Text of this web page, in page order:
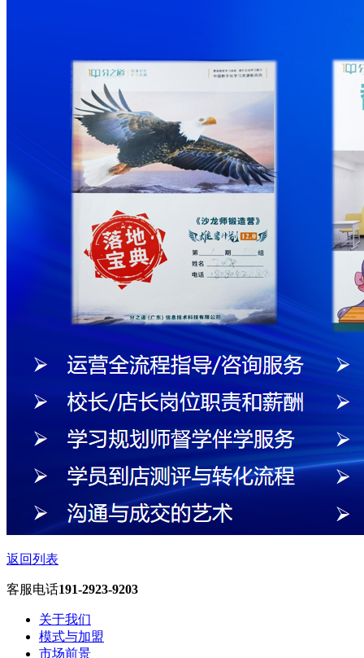
返回列表
客服电话191-2923-9203
关于我们
模式与加盟
市场前景